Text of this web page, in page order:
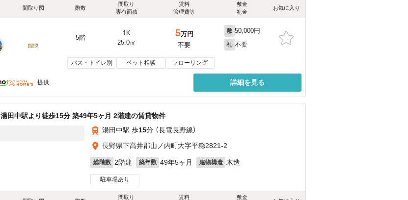
間取り図 階数
間取り
専有面積
賃料
管理費等
敷金
礼金
お気に入り
5階
1K
25.0㎡
5万円
不要
敷 50,000円
礼 不要
バス・トイレ別 ペット相談 フローリング
提供 詳細を見る
湯田中駅より徒歩15分 築49年5ヶ月 2階建の賃貸物件
湯田中駅 歩15分 （長電長野線）
長野県下高井郡山ノ内町大字平穏2821-2
総階数 2階建 築年数 49年5ヶ月 建物構造 木造
駐車場あり
間取り 賃料 敷金